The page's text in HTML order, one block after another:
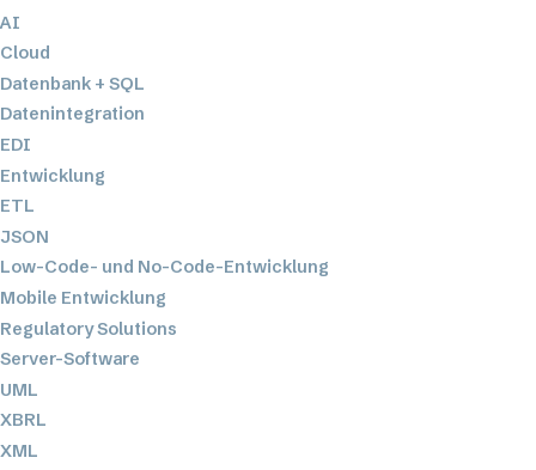
AI
Cloud
Datenbank + SQL
Datenintegration
EDI
Entwicklung
ETL
JSON
Low-Code- und No-Code-Entwicklung
Mobile Entwicklung
Regulatory Solutions
Server-Software
UML
XBRL
XML